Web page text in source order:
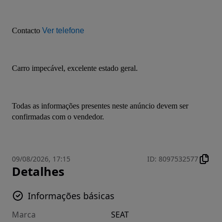
Contacto Ver telefone
Carro impecável, excelente estado geral.
Todas as informações presentes neste anúncio devem ser
confirmadas com o vendedor.
09/08/2026, 17:15 ID: 8097532577
Detalhes
Informações básicas
Marca SEAT